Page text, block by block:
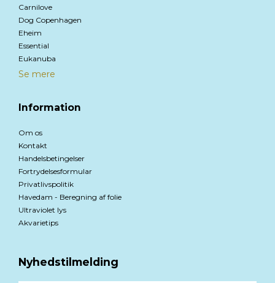
Carnilove
Dog Copenhagen
Eheim
Essential
Eukanuba
Se mere
Information
Om os
Kontakt
Handelsbetingelser
Fortrydelsesformular
Privatlivspolitik
Havedam - Beregning af folie
Ultraviolet lys
Akvarietips
Nyhedstilmelding